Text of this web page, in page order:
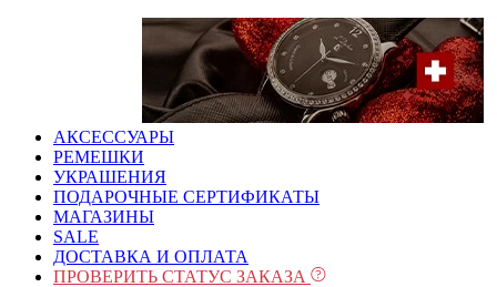
АКСЕССУАРЫ
РЕМЕШКИ
УКРАШЕНИЯ
ПОДАРОЧНЫЕ СЕРТИФИКАТЫ
МАГАЗИНЫ
SALE
ДОСТАВКА И ОПЛАТА
ПРОВЕРИТЬ СТАТУС ЗАКАЗА